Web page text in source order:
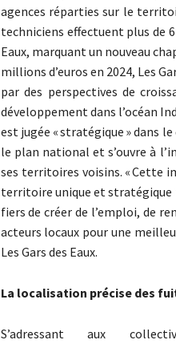
agences réparties sur le
techniciens effectuent plus de 6
Eaux, marquant un nouveau
millions d’euros en 2024, Les
par des perspectives de
développement dans l’océan
est jugée « stratégique » dans
le plan national et s’ouvre à
ses territoires voisins. « Cette
territoire unique et stratégique
fiers de créer de l’emploi, de
acteurs locaux pour une
Les Gars des Eaux.
La localisation précise des
S’adressant aux